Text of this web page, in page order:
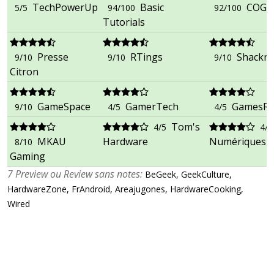
5/5 TechPowerUp 94/100 Basic
Tutorials
92/100
9/10 Presse
Citron
9/10 RTings 9/10
9/10 GameSpace 4/5 GamerTech 4/5
8/10 MKAU
Gaming
4/5 Tom's
Hardware
4/5
Numériques
7 Preview ou Review sans notes: BeGeek, GeekCulture,
HardwareZone, FrAndroid, Areajugones, HardwareCooking,
Wired